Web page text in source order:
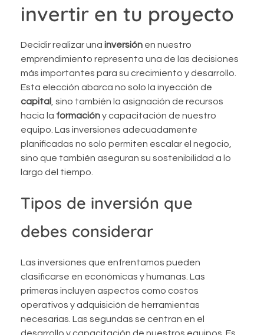
invertir en tu proyecto
Decidir realizar una inversión en nuestro
emprendimiento representa una de las decisiones
más importantes para su crecimiento y desarrollo.
Esta elección abarca no solo la inyección de
capital , sino también la asignación de recursos
hacia la formacióny capacitación de nuestro
equipo. Las inversiones adecuadamente
planificadas no solo permiten escalar el negocio,
sino que también aseguran su sostenibilidad a lo
largo del tiempo.
Tipos de inversión que
debes considerar
Las inversiones que enfrentamos pueden
clasificarse en económicas y humanas. Las
primeras incluyen aspectos como costos
operativos y adquisición de herramientas
necesarias. Las segundas se centran en el
desarrollo y capacitación de nuestros equipos. Es